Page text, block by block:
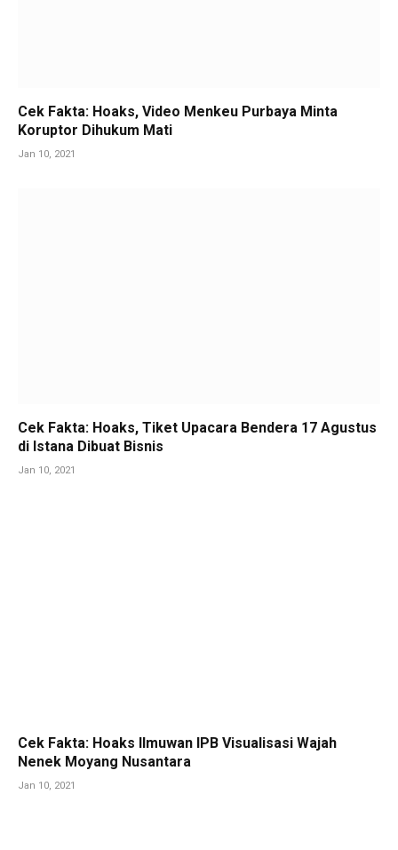
Cek Fakta: Hoaks, Video Menkeu Purbaya Minta
Koruptor Dihukum Mati
Jan 10, 2021
Cek Fakta: Hoaks, Tiket Upacara Bendera 17 Agustus
di Istana Dibuat Bisnis
Jan 10, 2021
Cek Fakta: Hoaks Ilmuwan IPB Visualisasi Wajah
Nenek Moyang Nusantara
Jan 10, 2021